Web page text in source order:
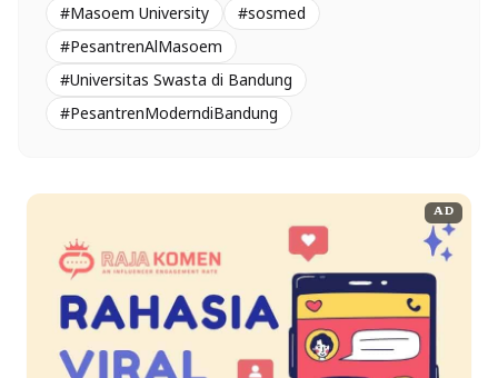
#Masoem University
#sosmed
#PesantrenAlMasoem
#Universitas Swasta di Bandung
#PesantrenModerndiBandung
AD